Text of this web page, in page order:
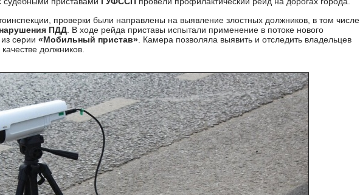
проверки были направлены на выявление злостных должников, в том числе
нарушения ПДД . В ходе рейда приставы испытали применение в потоке нового
серии «Мобильный пристав» . Камера позволяла выявить и отследить владельцев
должников.